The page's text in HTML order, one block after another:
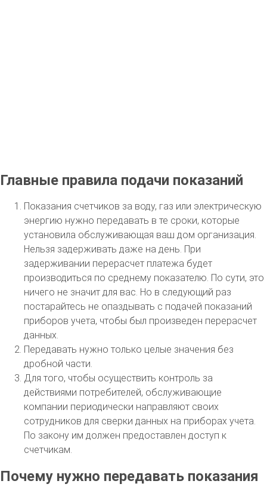
Главные правила подачи показаний
Показания счетчиков за воду, газ или электрическую
энергию нужно передавать в те сроки, которые
установила обслуживающая ваш дом организация.
Нельзя задерживать даже на день. При
задерживании перерасчет платежа будет
производиться по среднему показателю. По сути, это
ничего не значит для вас. Но в следующий раз
постарайтесь не опаздывать с подачей показаний
приборов учета, чтобы был произведен перерасчет
данных.
Передавать нужно только целые значения без
дробной части.
Для того, чтобы осуществить контроль за
действиями потребителей, обслуживающие
компании периодически направляют своих
сотрудников для сверки данных на приборах учета.
По закону им должен предоставлен доступ к
счетчикам.
Почему нужно передавать показания